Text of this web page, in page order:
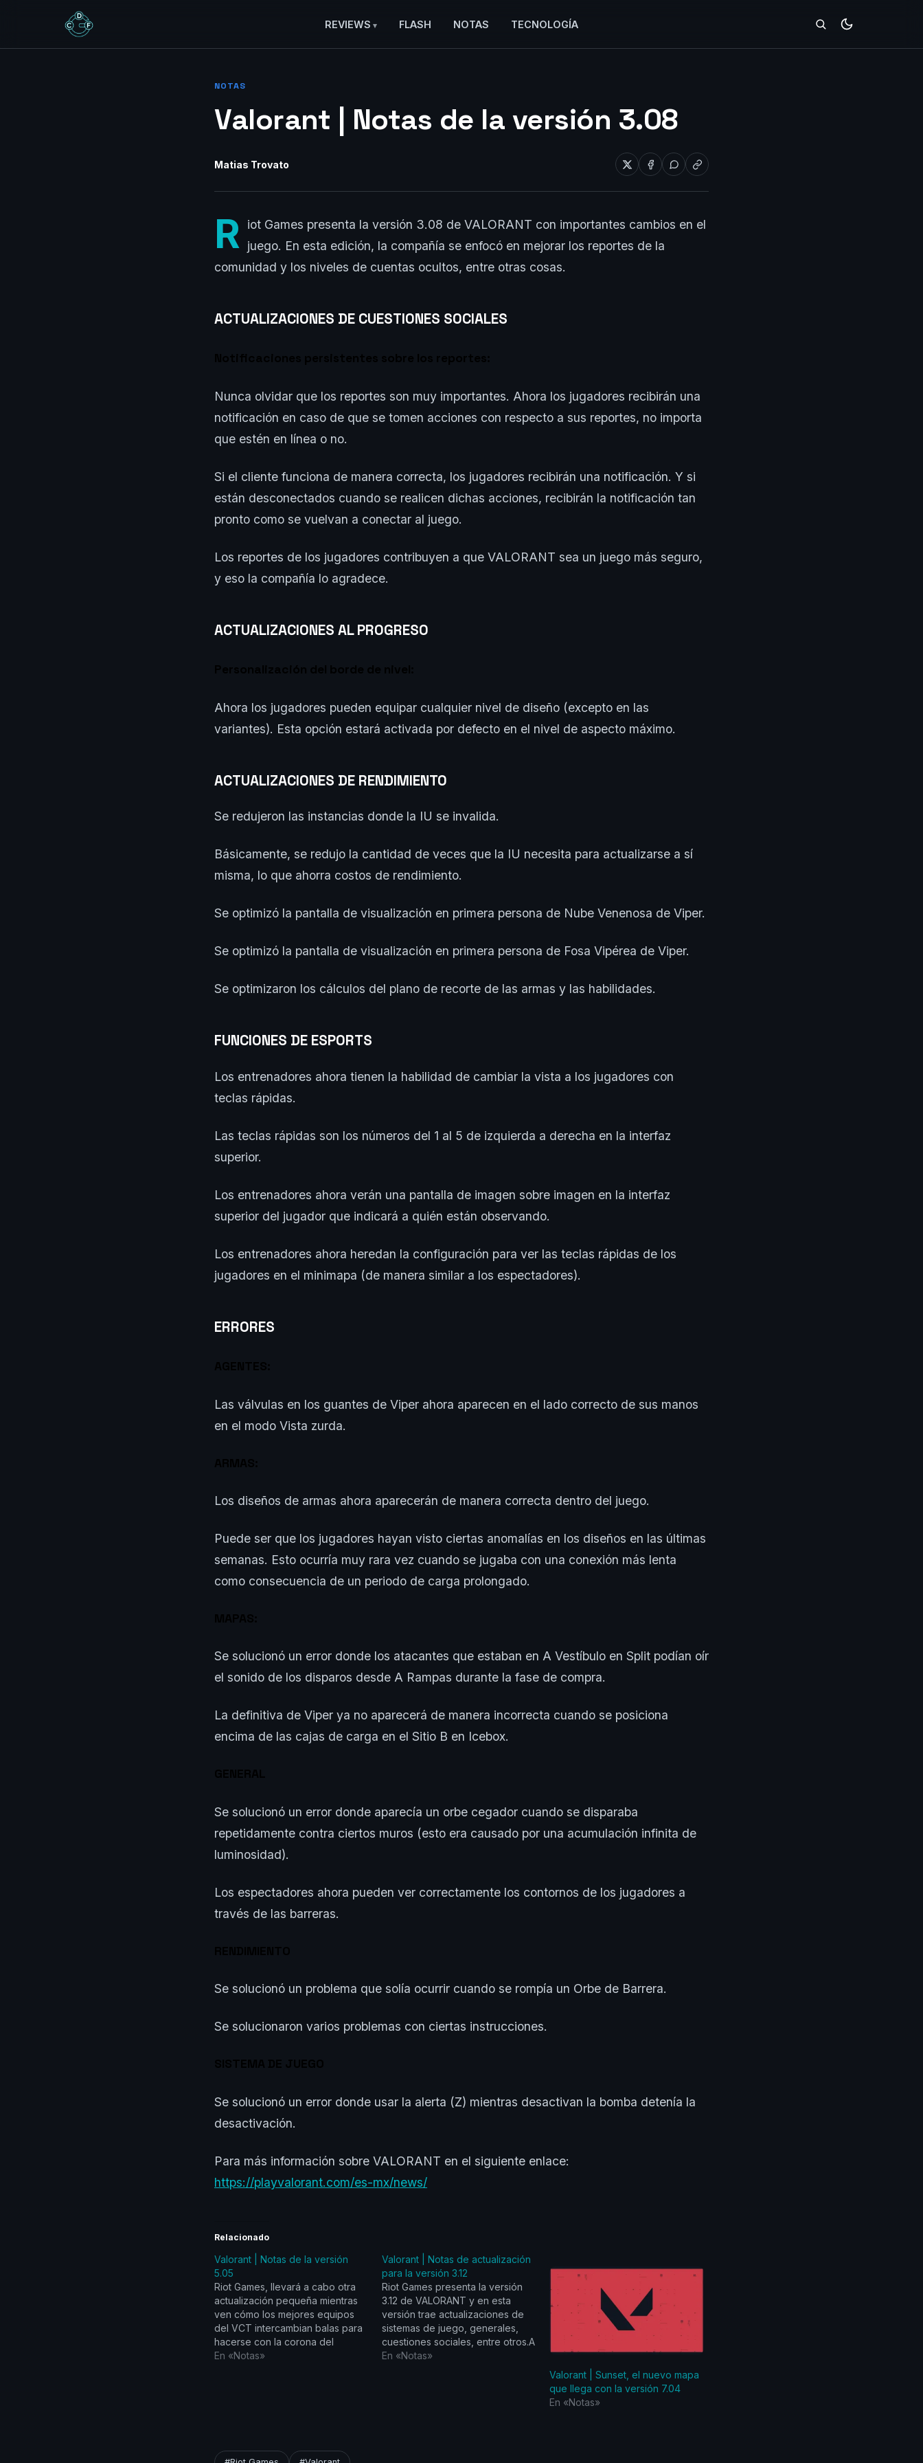
REVIEWS FLASH NOTAS TECNOLOGÍA
NOTAS
Valorant | Notas de la versión 3.08
Matias Trovato
R iot Games presenta la versión 3.08 de VALORANT con importantes cambios en el
juego. En esta edición, la compañía se enfocó en mejorar los reportes de la
comunidad y los niveles de cuentas ocultos, entre otras cosas.
ACTUALIZACIONES DE CUESTIONES SOCIALES
Nunca olvidar que los reportes son muy importantes. Ahora los jugadores recibirán una
notificación en caso de que se tomen acciones con respecto a sus reportes, no importa
que estén en línea o no.
Si el cliente funciona de manera correcta, los jugadores recibirán una notificación. Y si
están desconectados cuando se realicen dichas acciones, recibirán la notificación tan
pronto como se vuelvan a conectar al juego.
Los reportes de los jugadores contribuyen a que VALORANT sea un juego más seguro,
y eso la compañía lo agradece.
ACTUALIZACIONES AL PROGRESO
Ahora los jugadores pueden equipar cualquier nivel de diseño (excepto en las
variantes). Esta opción estará activada por defecto en el nivel de aspecto máximo.
ACTUALIZACIONES DE RENDIMIENTO
Se redujeron las instancias donde la IU se invalida.
Básicamente, se redujo la cantidad de veces que la IU necesita para actualizarse a sí
misma, lo que ahorra costos de rendimiento.
Se optimizó la pantalla de visualización en primera persona de Nube Venenosa de Viper.
Se optimizó la pantalla de visualización en primera persona de Fosa Vipérea de Viper.
Se optimizaron los cálculos del plano de recorte de las armas y las habilidades.
FUNCIONES DE ESPORTS
Los entrenadores ahora tienen la habilidad de cambiar la vista a los jugadores con
teclas rápidas.
Las teclas rápidas son los números del 1 al 5 de izquierda a derecha en la interfaz
superior.
Los entrenadores ahora verán una pantalla de imagen sobre imagen en la interfaz
superior del jugador que indicará a quién están observando.
Los entrenadores ahora heredan la configuración para ver las teclas rápidas de los
jugadores en el minimapa (de manera similar a los espectadores).
ERRORES
Las válvulas en los guantes de Viper ahora aparecen en el lado correcto de sus manos
en el modo Vista zurda.
Los diseños de armas ahora aparecerán de manera correcta dentro del juego.
Puede ser que los jugadores hayan visto ciertas anomalías en los diseños en las últimas
semanas. Esto ocurría muy rara vez cuando se jugaba con una conexión más lenta
como consecuencia de un periodo de carga prolongado.
Se solucionó un error donde los atacantes que estaban en A Vestíbulo en Split podían oír
el sonido de los disparos desde A Rampas durante la fase de compra.
La definitiva de Viper ya no aparecerá de manera incorrecta cuando se posiciona
encima de las cajas de carga en el Sitio B en Icebox.
Se solucionó un error donde aparecía un orbe cegador cuando se disparaba
repetidamente contra ciertos muros (esto era causado por una acumulación infinita de
luminosidad).
Los espectadores ahora pueden ver correctamente los contornos de los jugadores a
través de las barreras.
Se solucionó un problema que solía ocurrir cuando se rompía un Orbe de Barrera.
Se solucionaron varios problemas con ciertas instrucciones.
Se solucionó un error donde usar la alerta (Z) mientras desactivan la bomba detenía la
desactivación.
Para más información sobre VALORANT en el siguiente enlace:
https://playvalorant.com/es-mx/news/
Relacionado
Valorant | Notas de la versión
5.05
Riot Games, llevará a cabo otra
actualización pequeña mientras
ven cómo los mejores equipos
del VCT intercambian balas para
hacerse con la corona del
VALORANT Champions 2022. Sin
DE…
En «Notas»
Valorant | Notas de actualización
para la versión 3.12
Riot Games presenta la versión
3.12 de VALORANT y en esta
versión trae actualizaciones de
sistemas de juego, generales,
cuestiones sociales, entre otros.A
continuación, el detalle de las
En «Notas»
Valorant | Sunset, el nuevo mapa
que llega con la versión 7.04
En «Notas»